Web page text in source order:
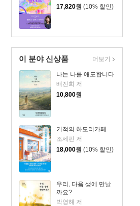
17,820원 (10% 할인)
이 분야 신상품
나는 나를 애도합니다
배진희 저
10,800원
기적의 하도리카페
조세핀 저
18,000원 (10% 할인)
우리, 다음 생에 만날
까요?
박영해 저
더보기